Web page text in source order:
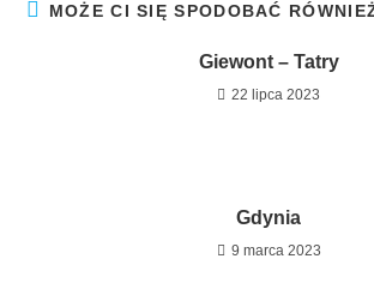
MOŻE CI SIĘ SPODOBAĆ
Giewont – Tatry
22 lipca 2023
Gdynia
9 marca 2023